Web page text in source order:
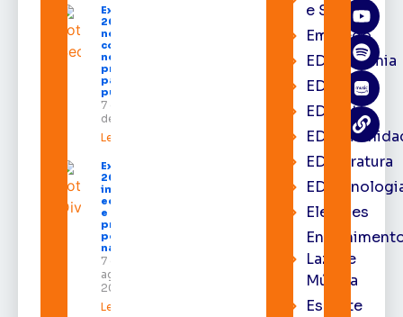
Expofeira
2026 começa
neste sábado
com shows,
negócios e
programação
para todos os
públicos
7 de agosto
de 2026
Leia mais »
Expofeira
2026
impulsiona
economia
e aumenta
procura
por hotéis
na capital
7 de
agosto de
2026
Leia mais »
e Saúde
Emprego
EDacademia
EDbrasília
EDcast
EDliteratura
Eleições
Lazer e
Música
Esporte